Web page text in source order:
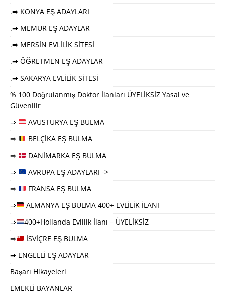
.➡ KONYA EŞ ADAYLARI
.➡ MEMUR EŞ ADAYLAR
.➡ MERSİN EVLİLİK SİTESİ
.➡ ÖĞRETMEN EŞ ADAYLAR
.➡ SAKARYA EVLİLİK SİTESİ
% 100 Doğrulanmış Doktor İlanları ÜYELİKSİZ Yasal ve
Güvenilir
⇒
AVUSTURYA EŞ BULMA
⇒
BELÇİKA EŞ BULMA
⇒
DANİMARKA EŞ BULMA
⇒
AVRUPA EŞ ADAYLARI ->
⇒
FRANSA EŞ BULMA
⇒
ALMANYA EŞ BULMA 400+ EVLİLİK İLANI
⇒
400+Hollanda Evlilik İlanı – ÜYELİKSİZ
⇒
İSVİÇRE EŞ BULMA
➡ ENGELLİ EŞ ADAYLAR
Başarı Hikayeleri
EMEKLİ BAYANLAR